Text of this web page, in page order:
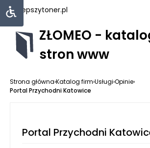
najlepszytoner.pl
ZŁOMEO -
stron www
Strona główna›Katalog firm›Usługi›Opinie›
Portal Przychodni Katowice
Portal Przychodni